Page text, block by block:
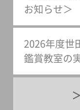
店
百
品
シ
お知らせ＞
2026年度世
鑑賞教室の